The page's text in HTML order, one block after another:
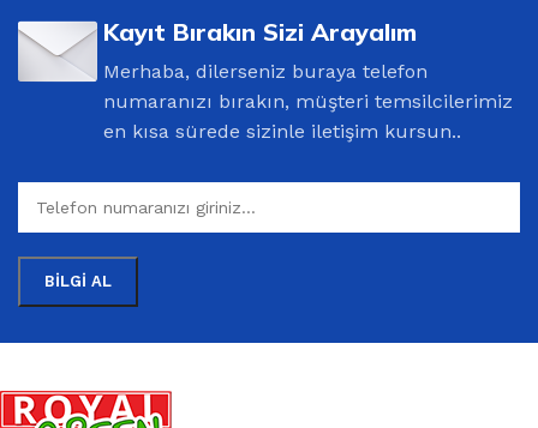
Kayıt Bırakın Sizi Arayalım
Merhaba, dilerseniz buraya telefon
numaranızı bırakın, müşteri temsilcilerimiz
en kısa sürede sizinle iletişim kursun..